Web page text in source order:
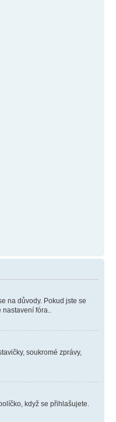
na důvody. Pokud jste se
fóra..
soukromé zprávy,
když se přihlašujete.